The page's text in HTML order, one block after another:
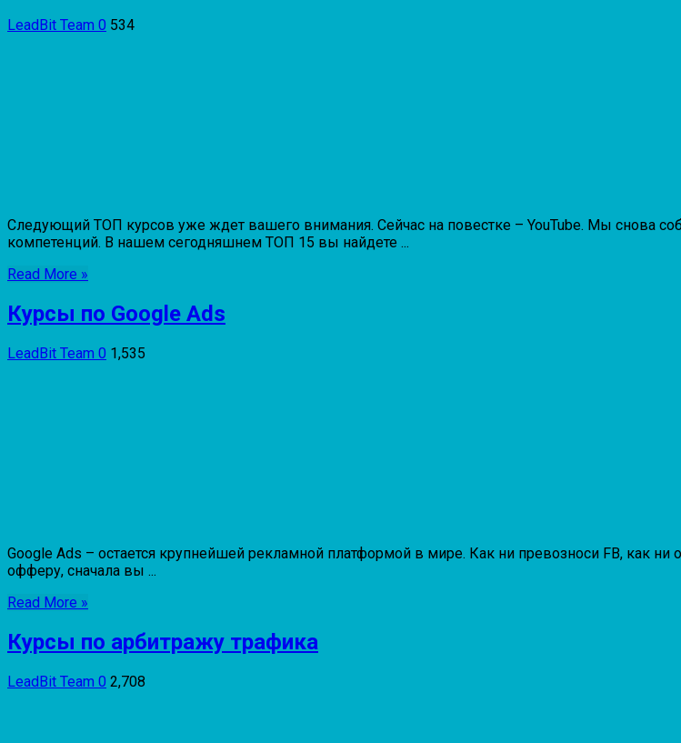
LeadBit Team 0 534
Следующий ТОП курсов уже ждет вашего внимания. Сейчас на повестке – YouTube. Мы снова
компетенций. В нашем сегодняшнем ТОП 15 вы найдете ...
Read More »
Курсы по Google Ads
LeadBit Team 0 1,535
Google Ads – остается крупнейшей рекламной платформой в мире. Как ни превозноси FB, как
офферу, сначала вы ...
Read More »
Курсы по арбитражу трафика
LeadBit Team 0 2,708